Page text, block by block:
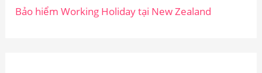
Bảo hiểm Working Holiday tại New Zealand